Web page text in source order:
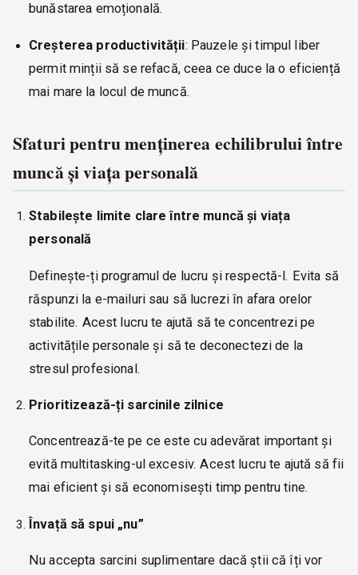
bunăstarea emoțională.
Creșterea productivității: Pauzele și timpul liber
permit minții să se refacă, ceea ce duce la o eficiență
mai mare la locul de muncă.
Sfaturi pentru menținerea echilibrului între
muncă și viața personală
Stabilește limite clare între muncă și viața
personală
Definește-ți programul de lucru și respectă-l. Evita să
răspunzi la e-mailuri sau să lucrezi în afara orelor
stabilite. Acest lucru te ajută să te concentrezi pe
activitățile personale și să te deconectezi de la
stresul profesional.
Prioritizează-ți sarcinile zilnice
Concentrează-te pe ce este cu adevărat important și
evită multitasking-ul excesiv. Acest lucru te ajută să fii
mai eficient și să economisești timp pentru tine.
Învață să spui „nu”
Nu accepta sarcini suplimentare dacă știi că îți vor